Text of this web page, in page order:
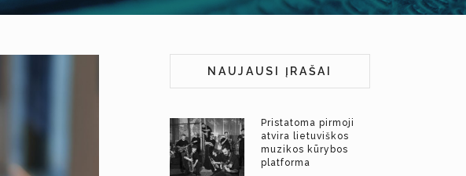
NAUJAUSI ĮRAŠAI
Pristatoma pirmoji
atvira lietuviškos
muzikos kūrybos
platforma